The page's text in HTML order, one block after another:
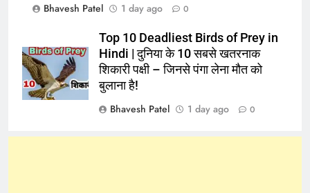
Bhavesh Patel
1 day ago 0
Top 10 Deadliest Birds of Prey in
Hindi | दुनिया के 10 सबसे खतरनाक
शिकारी पक्षी – जिनसे पंगा लेना मौत को
बुलाना है!
Bhavesh Patel
1 day ago 0